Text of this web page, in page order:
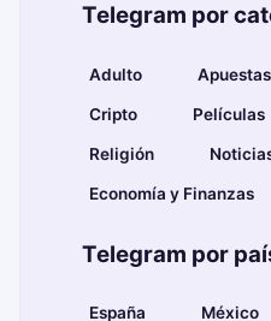
📂 Telegram por
🔞 Adulto 💰 Apuestas
🪙 Cripto 🎬 Películas
🙏 Religión 📰
💹 Economía y Finanzas
🌍 Telegram por
🇪🇸 España 🇲🇽 México